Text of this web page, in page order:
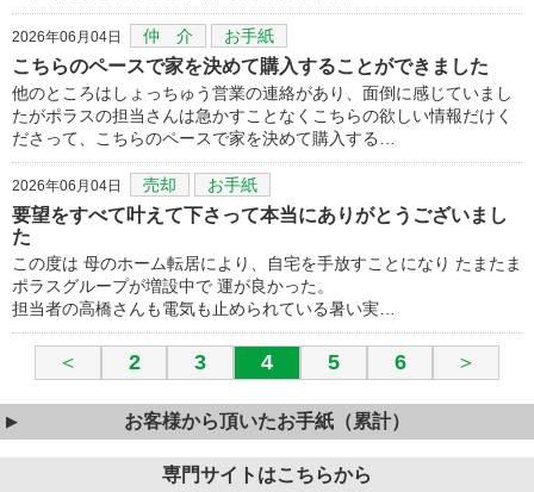
2026年06月04日 仲 介 お手紙
こちらのペースで家を決めて購入することができました
他のところはしょっちゅう営業の連絡があり、面倒に感じていまし
たがポラスの担当さんは急かすことなくこちらの欲しい情報だけく
ださって、こちらのペースで家を決めて購入する…
2026年06月04日 売却 お手紙
要望をすべて叶えて下さって本当にありがとうございまし
た
この度は 母のホーム転居により、自宅を手放すことになり たまたま
ポラスグループが増設中で 運が良かった。
担当者の高橋さんも電気も止められている暑い実…
＜ 2 3 4 5 6 ＞
お客様から頂いたお手紙（累計）
専門サイトはこちらから